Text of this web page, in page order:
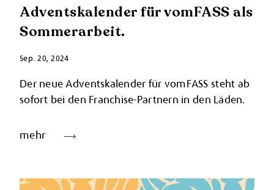
Adventskalender für vomFASS als
Sommerarbeit.
Sep. 20, 2024
Der neue Adventskalender für vomFASS steht ab
sofort bei den Franchise-Partnern in den Läden.
mehr